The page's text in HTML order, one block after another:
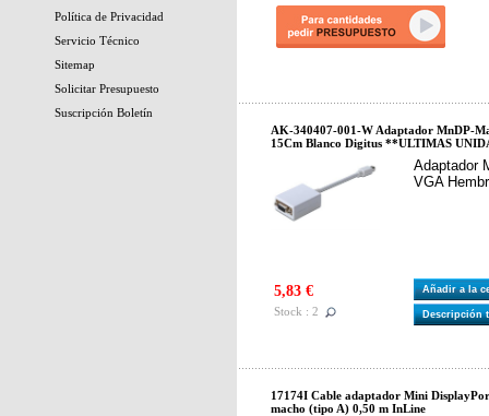
Política de Privacidad
Servicio Técnico
Sitemap
Solicitar Presupuesto
Suscripción Boletín
AK-340407-001-W Adaptador MnDP-
15Cm Blanco Digitus **ULTIMAS
Adaptador
VGA
5,83 €
Stock : 2
Añadir a la
Descripción
17174I Cable adaptador Mini
macho (tipo A) 0,50 m InLine